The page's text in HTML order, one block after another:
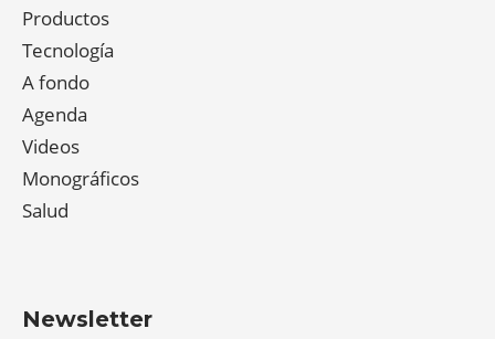
Productos
Tecnología
A fondo
Agenda
Videos
Monográficos
Salud
Newsletter